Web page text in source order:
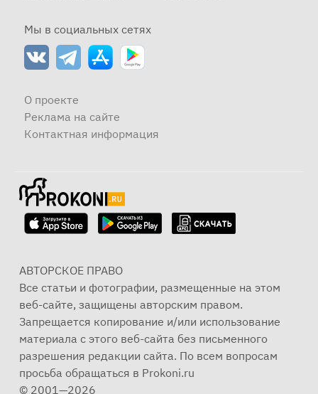
Мы в социальных сетях
О проекте
Реклама на сайте
Контактная информация
АВТОРСКОЕ ПРАВО
Все статьи и фотографии, размещенные на этом
веб-сайте, защищены авторским правом.
Запрещается копирование и/или использование
материала с этого веб-сайта без письменного
разрешения редакции сайта. По всем вопросам
просьба обращаться в Prokoni.ru
© 2001—2026